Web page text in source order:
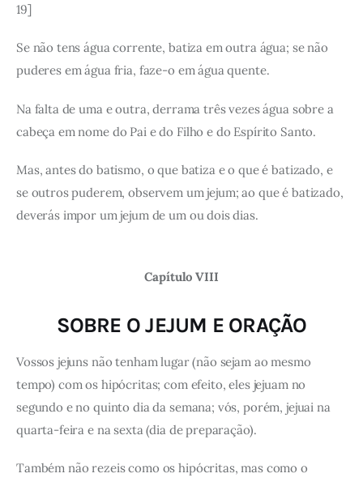
19]
Se não tens água corrente, batiza em outra água; se não
puderes em água fria, faze-o em água quente.
Na falta de uma e outra, derrama três vezes água sobre a
cabeça em nome do Pai e do Filho e do Espírito Santo.
Mas, antes do batismo, o que batiza e o que é batizado, e
se outros puderem, observem um jejum; ao que é batizado,
deverás impor um jejum de um ou dois dias.
Capítulo VIII
SOBRE O JEJUM E ORAÇÃO
Vossos jejuns não tenham lugar (não sejam ao mesmo
tempo) com os hipócritas; com efeito, eles jejuam no
segundo e no quinto dia da semana; vós, porém, jejuai na
quarta-feira e na sexta (dia de preparação).
Também não rezeis como os hipócritas, mas como o